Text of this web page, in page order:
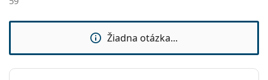
Značka:
Carolina Herrera
Móda
Žiadna otázka...